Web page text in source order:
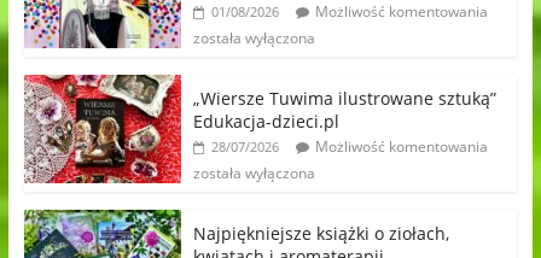
01/08/2026
Możliwość komentowania
została wyłączona
„Wiersze Tuwima ilustrowane sztuką”
Edukacja-dzieci.pl
28/07/2026
Możliwość komentowania
została wyłączona
Najpiękniejsze książki o ziołach,